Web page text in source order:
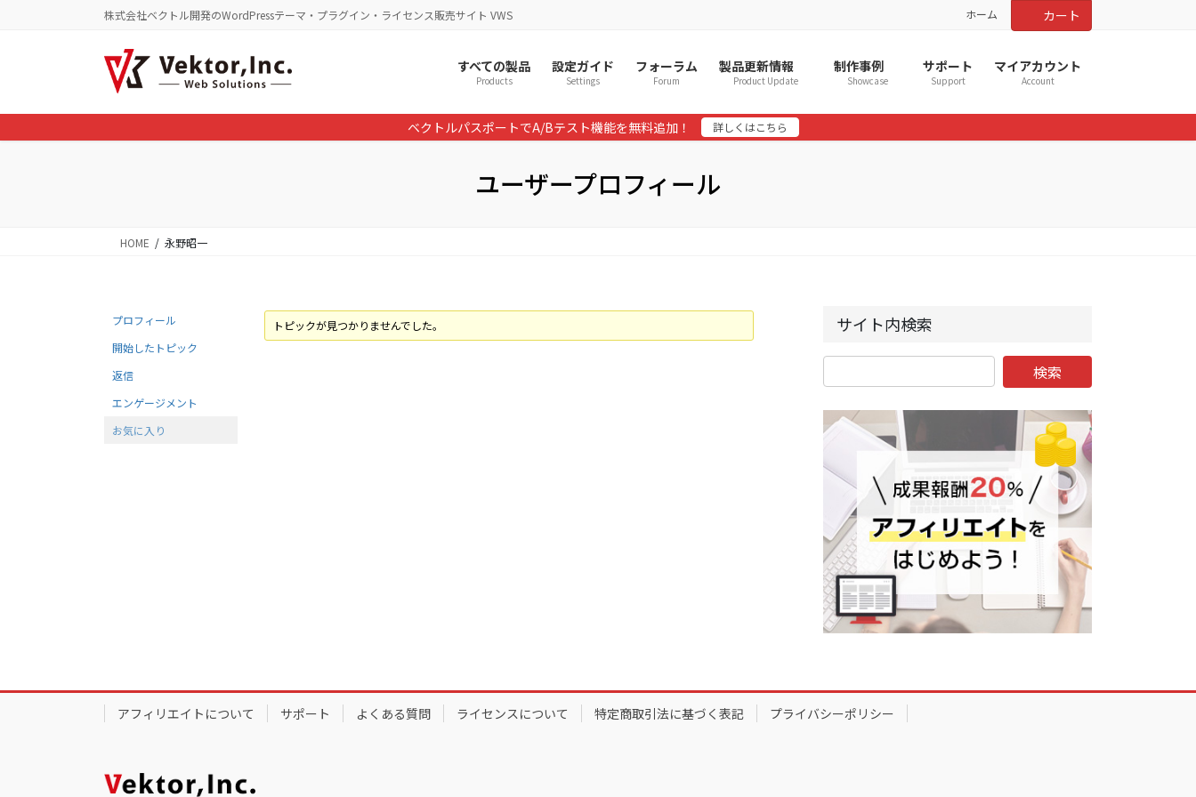
に
移
ョ
ン
株式会社ベクトル開発のWordPressテーマ・プラグイン・ライセンス販売サイト VWS ホーム カート
すべての製品
Products
設定ガイド
Settings
フォーラム
Forum
製品更新情報
Product Update
制作事例
Showcase
サポート
Support
マイアカウント
Account
ベクトルパスポートでA/Bテスト機能を無料追加！ 詳しくはこちら
ユーザープロフィール
HOME 永野昭一
プロフィール
開始したトピック
返信
エンゲージメント
お気に入り
トピックが見つかりませんでした。 サイト内検索
アフィリエイトについて サポート よくある質問 ライセンスについて 特定商取引法に基づく表記 プライバシーポリシー